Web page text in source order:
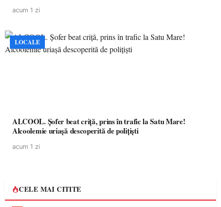
acum 1 zi
LOCALE
ALCOOL. Șofer beat criță, prins în trafic la Satu Mare!
Alcoolemie uriașă descoperită de polițiști
acum 1 zi
CELE MAI CITITE